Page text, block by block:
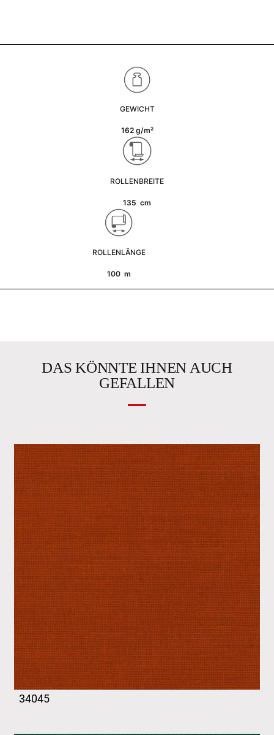
GEWICHT
162 g/m²
ROLLENBREITE
135 cm
ROLLENLÄNGE
100 m
DAS KÖNNTE IHNEN AUCH
GEFALLEN
34045